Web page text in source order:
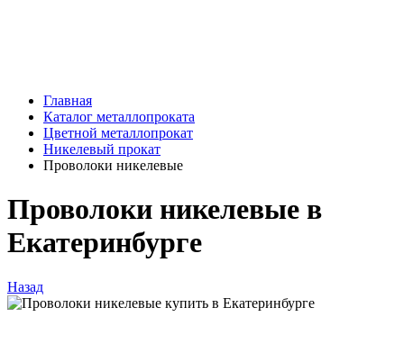
Главная
Каталог металлопроката
Цветной металлопрокат
Никелевый прокат
Проволоки никелевые
Проволоки никелевые в
Екатеринбурге
Назад